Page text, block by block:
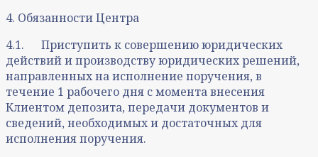
4. Обязанности Центра
4.1. Приступить к совершению юридических
действий и производству юридических решений,
направленных на исполнение поручения, в
течение 1 рабочего дня с момента внесения
Клиентом депозита, передачи документов и
сведений, необходимых и достаточных для
исполнения поручения.